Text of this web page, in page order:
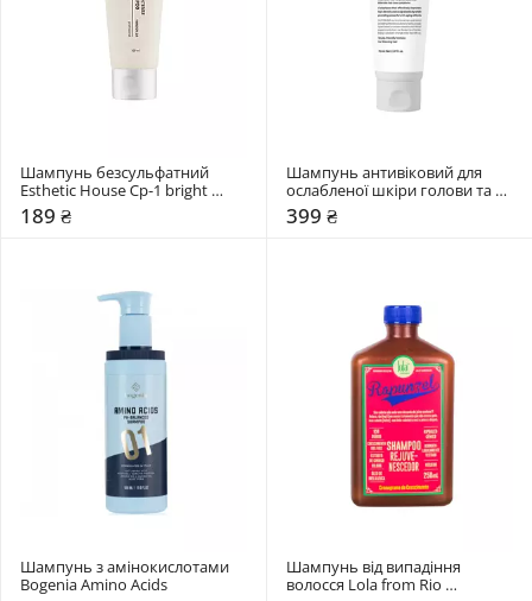
Шампунь безсульфатний
Esthetic House Cp-1 bright
complex з протеїнами та
колагеном
189 ₴
Шампунь антивіковий для
ослабленої шкіри голови та
тонкого волосся Dr.FORHAIR
Heritage April Muguet
399 ₴
Шампунь з амінокислотами
Bogenia Amino Acids
Шампунь від випадіння
волосся Lola from Rio